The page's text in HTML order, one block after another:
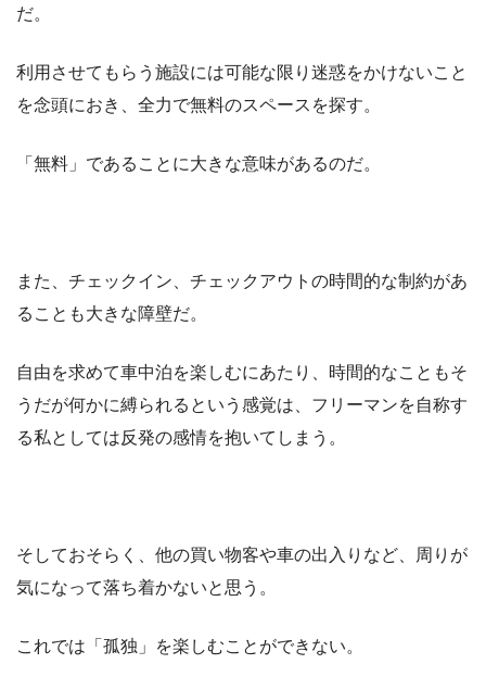
だ。
利用させてもらう施設には可能な限り迷惑をかけないこと
を念頭におき、全力で無料のスペースを探す。
「無料」であることに大きな意味があるのだ。
また、チェックイン、チェックアウトの時間的な制約があ
ることも大きな障壁だ。
自由を求めて車中泊を楽しむにあたり、時間的なこともそ
うだが何かに縛られるという感覚は、フリーマンを自称す
る私としては反発の感情を抱いてしまう。
そしておそらく、他の買い物客や車の出入りなど、周りが
気になって落ち着かないと思う。
これでは「孤独」を楽しむことができない。